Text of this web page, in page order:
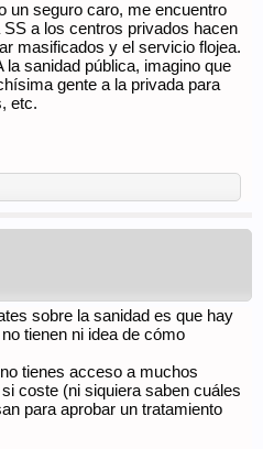
un seguro caro, me encuentro
a los centros privados hacen
masificados y el servicio flojea.
la sanidad pública, imagino que
gente a la privada para
etc.
sobre la sanidad es que hay
tienen ni idea de cómo
tienes acceso a muchos
coste (ni siquiera saben cuáles
para aprobar un tratamiento